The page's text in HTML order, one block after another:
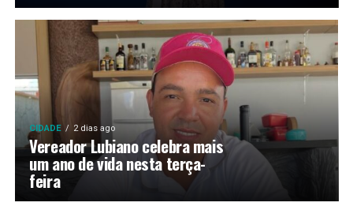
CIDADE 2 dias ago
Vereador Lubiano celebra mais
um ano de vida nesta terça-
feira